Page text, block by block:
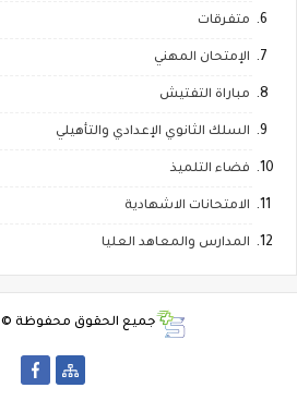
متفرقات
الإمتحان المهني
مباراة التفتيش
السلك الثانوي الإعدادي والتأهيلي
فضاء التلميذ
الامتحانات الاشهادية
المدارس والمعاهد العليا
جميع الحقوق محفوظة ©